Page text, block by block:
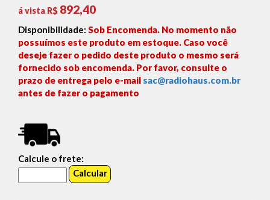
á vista R$ 892,40
Disponibilidade: Sob Encomenda. No momento não
possuímos este produto em estoque. Caso você
deseje fazer o pedido deste produto o mesmo será
fornecido sob encomenda. Por favor, consulte o
prazo de entrega pelo e-mail sac@radiohaus.com.br
antes de fazer o pagamento
Calcule o frete: